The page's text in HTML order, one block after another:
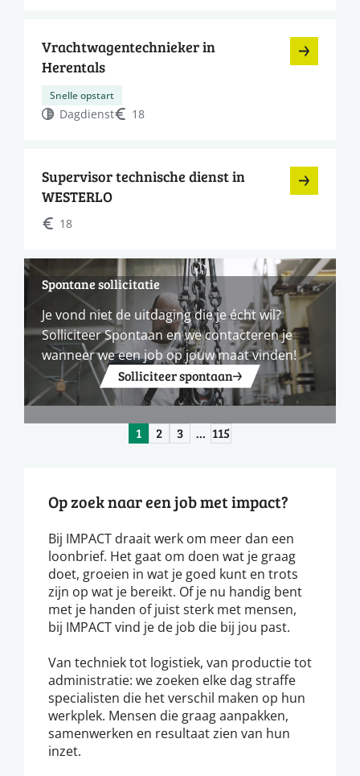
Vrachtwagentechnieker in
Herentals
Snelle opstart
Dagdienst 18
Supervisor technische dienst in
WESTERLO
18
Spontane sollicitatie
Je vond niet de uitdaging die je écht wil?
Solliciteer Spontaan en we contacteren je
wanneer we een job op jouw maat vinden!
Solliciteer spontaan
1 2 3 … 115
Op zoek naar een job met impact?
Bij IMPACT draait werk om meer dan een
loonbrief. Het gaat om doen wat je graag
doet, groeien in wat je goed kunt en trots
zijn op wat je bereikt. Of je nu handig bent
met je handen of juist sterk met mensen,
bij IMPACT vind je de job die bij jou past.
Van techniek tot logistiek, van productie tot
administratie: we zoeken elke dag straffe
specialisten die het verschil maken op hun
werkplek. Mensen die graag aanpakken,
samenwerken en resultaat zien van hun
inzet.